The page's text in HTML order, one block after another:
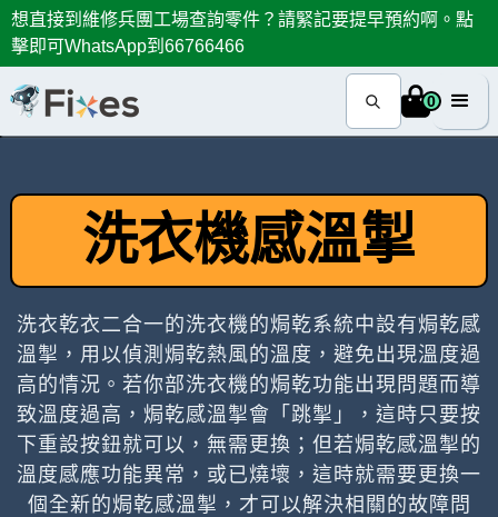
想直接到維修兵團工場查詢零件？請緊記要提早預約啊。點
擊即可WhatsApp到66766466
0
洗衣機感溫掣
洗衣乾衣二合一的洗衣機的焗乾系統中設有焗乾感
溫掣，用以偵測焗乾熱風的溫度，避免出現溫度過
高的情況。若你部洗衣機的焗乾功能出現問題而導
致溫度過高，焗乾感溫掣會「跳掣」，這時只要按
下重設按鈕就可以，無需更換；但若焗乾感溫掣的
溫度感應功能異常，或已燒壞，這時就需要更換一
個全新的焗乾感溫掣，才可以解決相關的故障問